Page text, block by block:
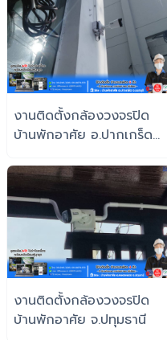
งานติดตั้งกล้องวงจรปิด
บ้านพักอาศัย อ.ปากเกร็ด
งานติดตั้งกล้องวงจรปิด
บ้านพักอาศัย จ.ปทุมธานี